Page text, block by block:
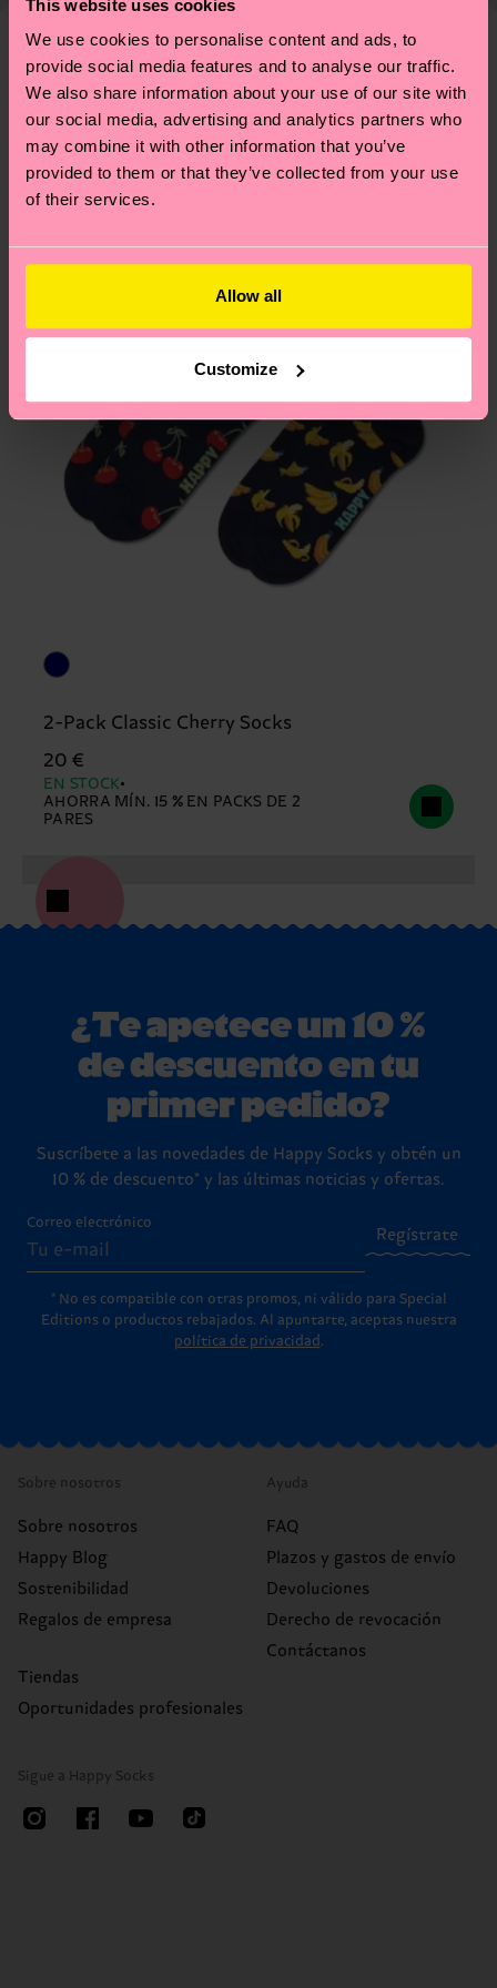
This website uses cookies
We use cookies to personalise content and ads, to
provide social media features and to analyse our traffic.
We also share information about your use of our site with
our social media, advertising and analytics partners who
may combine it with other information that you’ve
provided to them or that they’ve collected from your use
of their services.
Allow all
Customize
llevarte algunos trucos? Pásate por nuestra
de sostenibilidad.
postal local.
¿Tienes dudas sobre las devoluciones? Visita
nuestra página de Devolucionespara ver las
respuestas a las preguntas más frecuentes.
Creemos que te va a encantar Diseños parecidos
2-Pack Classic Cherry Socks
20 €
EN STOCK
AHORRA MÍN. 15 % EN PACKS DE 2
PARES
¿Te apetece un 10 %
de descuento en tu
primer pedido?
Suscríbete a las novedades de Happy Socks y obtén un
10 % de descuento* y las últimas noticias y ofertas.
Correo electrónico
Regístrate
* No es compatible con otras promos, ni válido para Special
Editions o productos rebajados. Al apuntarte, aceptas nuestra
política de privacidad .
Sobre nosotros
Sobre nosotros
Happy Blog
Sostenibilidad
Regalos de empresa
Tiendas
Oportunidades profesionales
Ayuda
FAQ
Plazos y gastos de envío
Devoluciones
Derecho de revocación
Contáctanos
Sigue a Happy Socks